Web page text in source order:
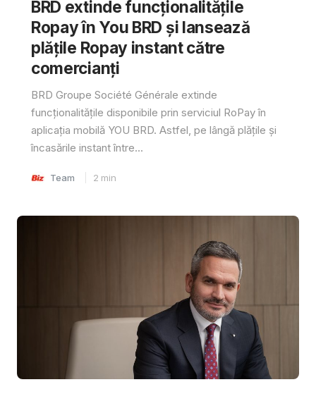
BRD extinde funcționalitățile
Ropay în You BRD și lansează
plățile Ropay instant către
comercianți
BRD Groupe Société Générale extinde
funcționalitățile disponibile prin serviciul RoPay în
aplicația mobilă YOU BRD. Astfel, pe lângă plățile și
încasările instant între...
Team 2 min